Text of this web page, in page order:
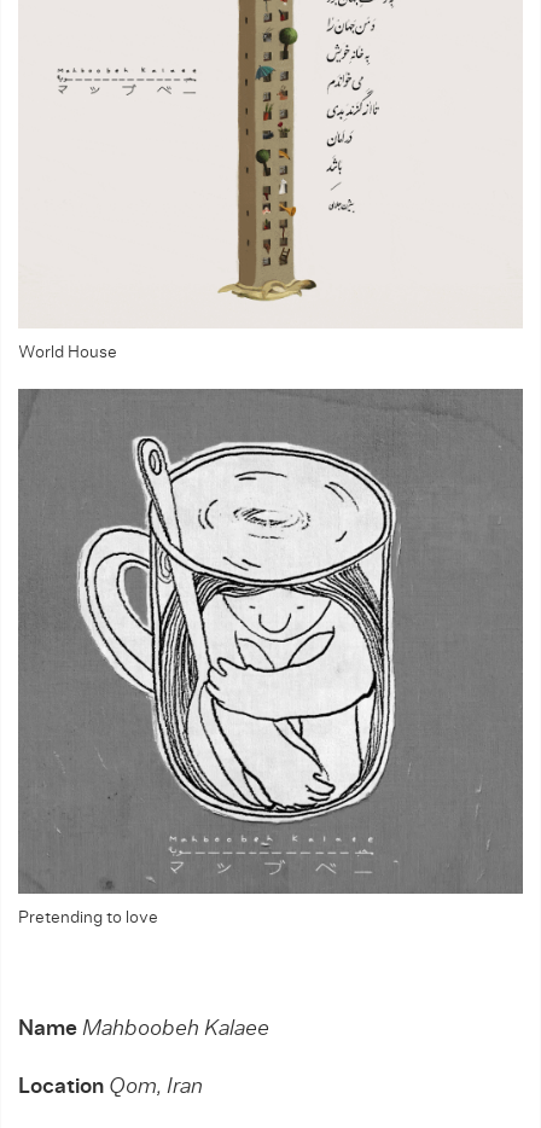
World House
Pretending to love
Name Mahboobeh Kalaee
Location Qom, Iran